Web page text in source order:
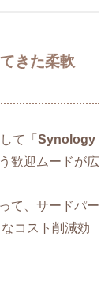
きた柔軟
て「 Synology
歓迎ムードが広
て、サードパー
コスト削減効